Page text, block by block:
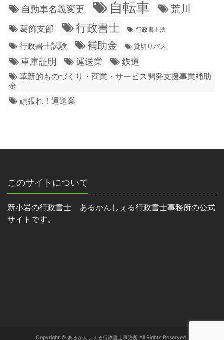
自動車名義変更 自転車 荒川
葛飾支部 行政書士 行政書士法
行政書士試験 補助金 貸切りバス
車庫証明 運送業 鉄道
革新的ものづくり・商業・サービス開発支援事業補助
金
頑張れ！運送業
このサイトについて
新小岩の行政書士 あるかんしぇる行政書士事務所の公式
サイトです。
Copyright © あるかんしぇる行政書士事務所 All Rights Reserved.